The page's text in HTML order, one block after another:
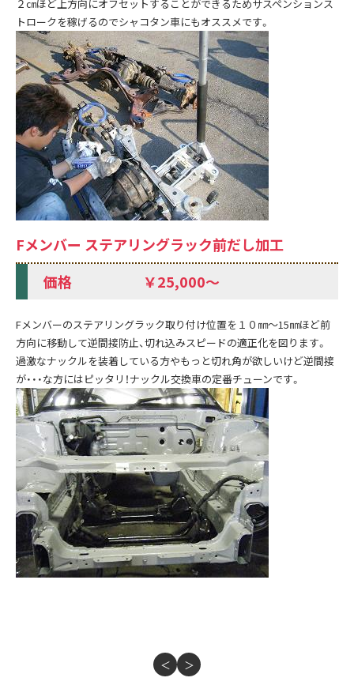
２㎝ほど上方向にオフセットすることができるためサスペンションス
トロークを稼げるのでシャコタン車にもオススメです。
Fメンバー ステアリングラック前だし加工
価格 ￥25,000～
Fメンバーのステアリングラック取り付け位置を１０㎜～15㎜ほど前
方向に移動して逆間接防止、切れ込みスピードの適正化を図ります。
過激なナックルを装着している方やもっと切れ角が欲しいけど逆間接
が・・・な方にはピッタリ！ナックル交換車の定番チューンです。
＜ ＞